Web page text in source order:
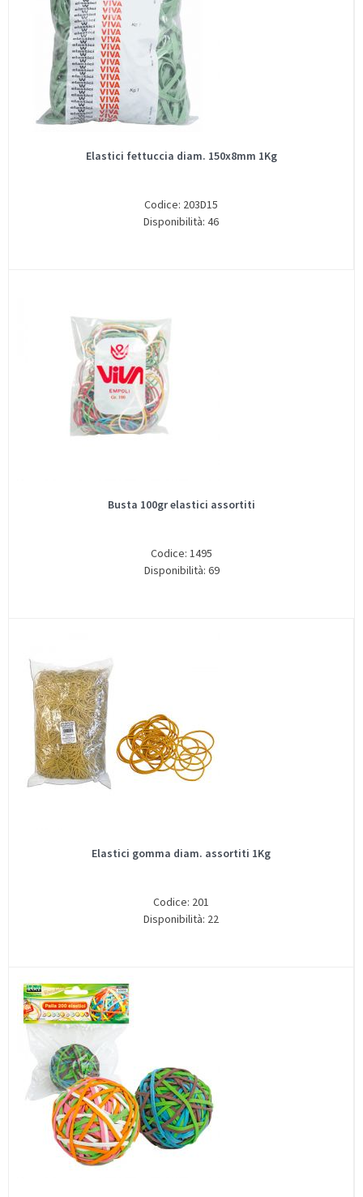
Elastici fettuccia diam. 150x8mm 1Kg
Codice: 203D15
Disponibilità: 46
Busta 100gr elastici assortiti
Codice: 1495
Disponibilità: 69
Elastici gomma diam. assortiti 1Kg
Codice: 201
Disponibilità: 22